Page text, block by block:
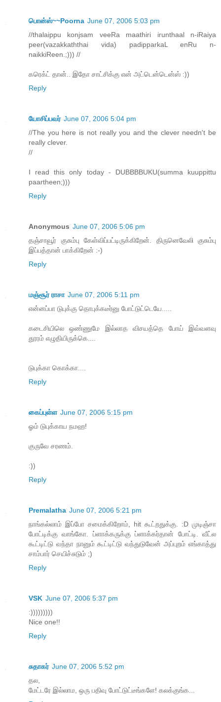
பொன்ஸ்~~Poorna June 07, 2006 5:03 pm
//thalaippu konjsam veeRa maathiri irunthaal n-iRaiya
peer(vazakkaththai vida) padipparkaL enRu n-
naikkiReen.;))) //
கரெக்ட் தான்.. இதோ சாட்சிக்கு என் அட்டென்டென்ஸ் :))
Reply
யோசிப்பவர் June 07, 2006 5:04 pm
//The you here is not really you and the clever needn't be
really clever.
//
I read this only today - DUBBBBUKU(summa kuuppittu
paartheen;)))
Reply
Anonymous June 07, 2006 5:06 pm
தஞ்சாவூர் குசும்பு கேள்விப்பட்டிருக்கிறேன். திருனெவேலி குசும்பு
இப்பத்தான் பாக்கிறேன் :-)
Reply
மஞ்சூர் ராசா June 07, 2006 5:11 pm
என்னப்பா டுபுக்கு தொபுக்கடீர்னு போட்டுட்டெயே.....
கடைசியிலெ ஒண்ணுமே இல்லாத விசயத்தெ போய் இவ்வளவு
தூரம் எழுதியிருக்கெ....
டுபுக்கா கொக்கா....
Reply
கைப்புள்ள June 07, 2006 5:15 pm
ஓம் டுபுக்காய நமஹ!
குருவே சரணம்.
:))
Reply
Premalatha June 07, 2006 5:21 pm
நாங்கல்லாம் இப்போ சமைக்கிறோம், hit கூட்றதுக்கு. :D முடிஞ்சா
போட்டிக்கு வாங்கோ. ப்ளாக்கருக்கு ப்ளாக்கர்தான் போட்டி. வீட்ல
கூட்டிட்டு வந்தா நானும் கூட்டிட்டு வந்துடுவேன் அப்புறம் எங்காத்து
சாம்பார் செயிச்சுடும் ;)
Reply
VSK June 07, 2006 5:37 pm
:)))))))))
Nice one!!
Reply
சுதாகர் June 07, 2006 5:52 pm
தல,
மேட்டரே இல்லாம, ஒரு பதிவு போட்டுட்டீங்களே! கலக்குங்க...